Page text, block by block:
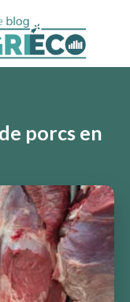
porcs en